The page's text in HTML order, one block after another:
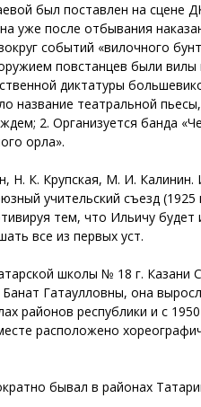
был поставлен на сцене
уже после отбывания
событий «вилочного
повстанцев были
диктатуры
название театральной
2. Организуется банда
орла».
Н. К. Крупская, М. И.
учительский съезд
тем, что Ильичу будет
все из первых уст.
школы № 18 г. Казани
Гатаулловны, она
районов республики и с
расположено
бывал в районах